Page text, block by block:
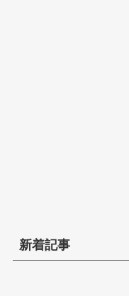
新着記事